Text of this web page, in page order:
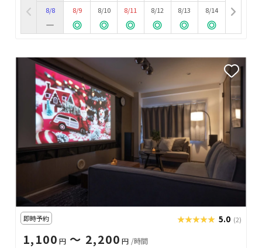
8/8
8/9
8/10
8/11
8/12
8/13
8/14
即時予約 ★★★★★
★★★★★ 5.0 (2)
1,100 円 〜 2,200 円 /時間